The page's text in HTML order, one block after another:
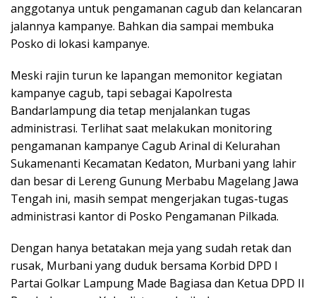
anggotanya untuk pengamanan cagub dan kelancaran
jalannya kampanye. Bahkan dia sampai membuka
Posko di lokasi kampanye.
Meski rajin turun ke lapangan memonitor kegiatan
kampanye cagub, tapi sebagai Kapolresta
Bandarlampung dia tetap menjalankan tugas
administrasi. Terlihat saat melakukan monitoring
pengamanan kampanye Cagub Arinal di Kelurahan
Sukamenanti Kecamatan Kedaton, Murbani yang lahir
dan besar di Lereng Gunung Merbabu Magelang Jawa
Tengah ini, masih sempat mengerjakan tugas-tugas
administrasi kantor di Posko Pengamanan Pilkada.
Dengan hanya betatakan meja yang sudah retak dan
rusak, Murbani yang duduk bersama Korbid DPD I
Partai Golkar Lampung Made Bagiasa dan Ketua DPD II